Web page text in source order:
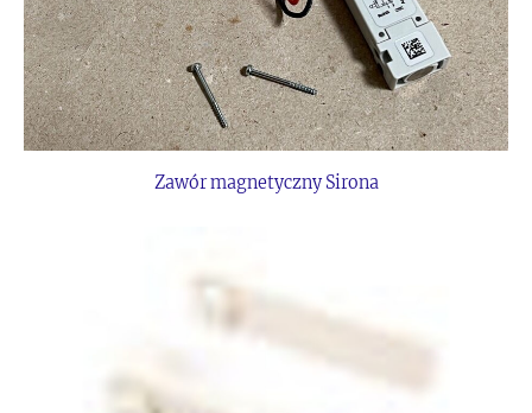
Zawór magnetyczny Sirona